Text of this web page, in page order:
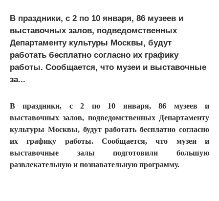
В праздники, с 2 по 10 января, 86 музеев и
выставочных залов, подведомственных
Департаменту культуры Москвы, будут
работать бесплатно согласно их графику
работы. Сообщается, что музеи и выставочные
за...
В праздники, с 2 по 10 января, 86 музеев и
выставочных залов, подведомственных Департаменту
культуры Москвы, будут работать бесплатно согласно
их графику работы. Сообщается, что музеи и
выставочные залы подготовили большую
развлекательную и познавательную программу.